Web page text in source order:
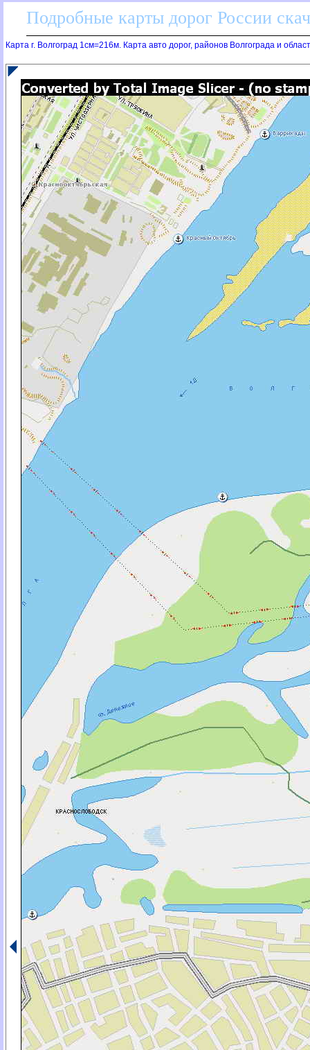
Подробные карты дорог России
Карта г. Волгоград 1см=216м. Карта авто дорог, районов Волгограда и